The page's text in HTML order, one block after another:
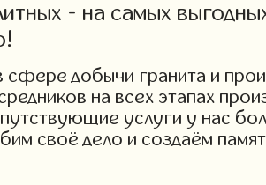
- на самых
добычи гранита и
на всех этапах
услуги у нас
своё дело и создаём